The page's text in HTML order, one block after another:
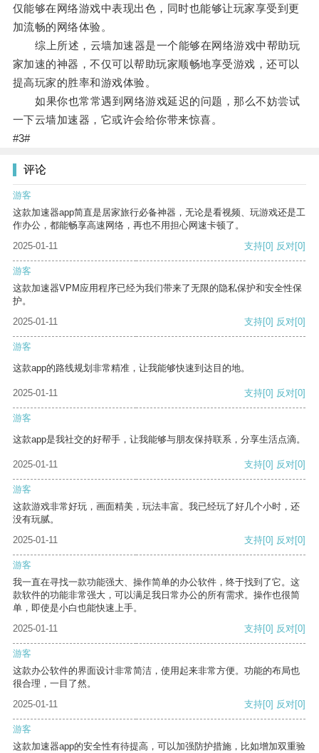
仅能够在网络游戏中表现出色，同时也能够让玩家享受到更
加流畅的网络体验。
综上所述，云墙加速器是一个能够在网络游戏中帮助玩
家加速的神器，不仅可以帮助玩家顺畅地享受游戏，还可以
提高玩家的胜率和游戏体验。
如果你也常常遇到网络游戏延迟的问题，那么不妨尝试
一下云墙加速器，它或许会给你带来惊喜。
#3#
评论
游客
这款加速器app简直是居家旅行必备神器，无论是看视频、玩游戏还是工
作办公，都能畅享高速网络，再也不用担心网速卡顿了。
2025-01-11
支持[0] 反对[0]
游客
这款加速器VPM应用程序已经为我们带来了无限的隐私保护和安全性保
护。
2025-01-11
支持[0] 反对[0]
游客
这款app的路线规划非常精准，让我能够快速到达目的地。
2025-01-11 支持[0] 反对[0]
游客
这款app是我社交的好帮手，让我能够与朋友保持联系，分享生活点滴。
2025-01-11 支持[0] 反对[0]
游客
这款游戏非常好玩，画面精美，玩法丰富。我已经玩了好几个小时，还
没有玩腻。
2025-01-11
支持[0] 反对[0]
游客
我一直在寻找一款功能强大、操作简单的办公软件，终于找到了它。这
款软件的功能非常强大，可以满足我日常办公的所有需求。操作也很简
单，即使是小白也能快速上手。
2025-01-11
支持[0] 反对[0]
游客
这款办公软件的界面设计非常简洁，使用起来非常方便。功能的布局也
很合理，一目了然。
2025-01-11
支持[0] 反对[0]
游客
这款加速器app的安全性有待提高，可以加强防护措施，比如增加双重验